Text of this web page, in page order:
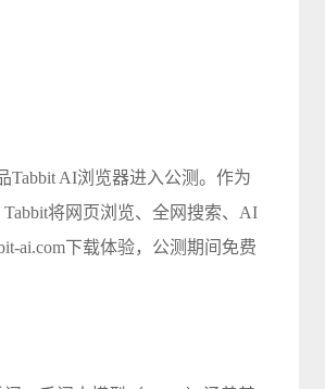
Tabbit AI浏览器进入公测。作为
将网页浏览、全网搜索、AI
ai.com下载体验，公测期间免费